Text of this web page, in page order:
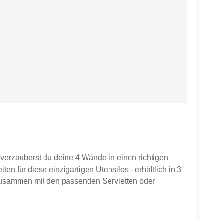
du deine 4 Wände in einen richtigen
für diese einzigartigen Utensilos - erhältlich in 3
mit den passenden Servietten oder
Geschenk-Set nach deinen